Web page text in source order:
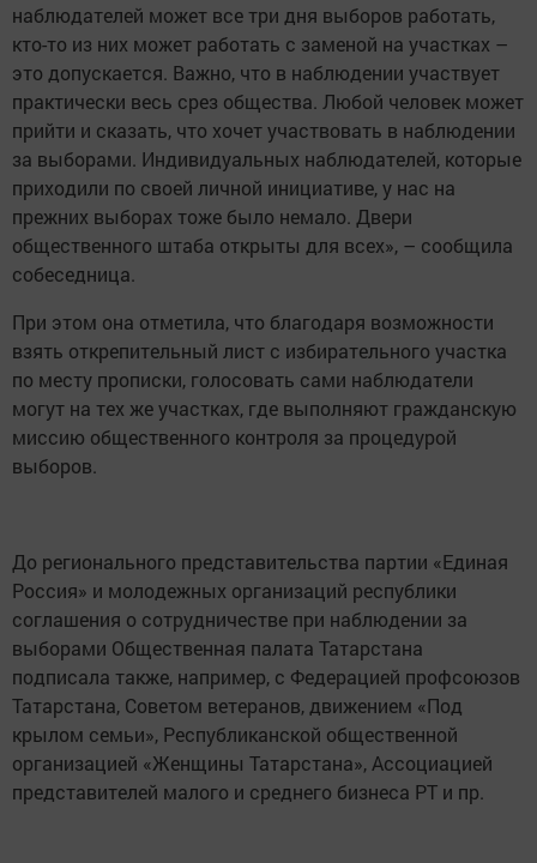
наблюдателей может все три дня выборов работать,
кто-то из них может работать с заменой на участках –
это допускается. Важно, что в наблюдении участвует
практически весь срез общества. Любой человек может
прийти и сказать, что хочет участвовать в наблюдении
за выборами. Индивидуальных наблюдателей, которые
приходили по своей личной инициативе, у нас на
прежних выборах тоже было немало. Двери
общественного штаба открыты для всех», – сообщила
собеседница.
При этом она отметила, что благодаря возможности
взять открепительный лист с избирательного участка
по месту прописки, голосовать сами наблюдатели
могут на тех же участках, где выполняют гражданскую
миссию общественного контроля за процедурой
выборов.
До регионального представительства партии «Единая
Россия» и молодежных организаций республики
соглашения о сотрудничестве при наблюдении за
выборами Общественная палата Татарстана
подписала также, например, с Федерацией профсоюзов
Татарстана, Советом ветеранов, движением «Под
крылом семьи», Республиканской общественной
организацией «Женщины Татарстана», Ассоциацией
представителей малого и среднего бизнеса РТ и пр.